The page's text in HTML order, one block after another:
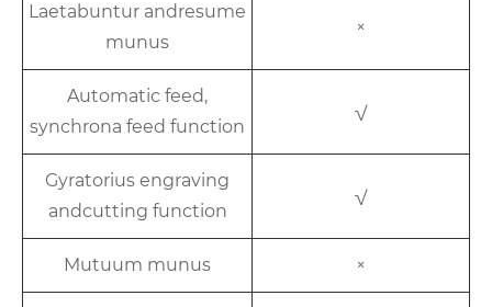
Laetabuntur andresume
munus
×
Automatic feed,
synchrona feed function
√
Gyratorius engraving
andcutting function
√
Mutuum munus ×